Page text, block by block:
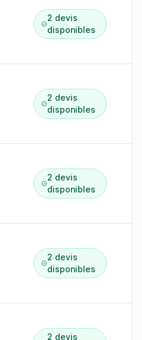
2 devis
disponibles
2 devis
disponibles
2 devis
disponibles
2 devis
disponibles
2 devis